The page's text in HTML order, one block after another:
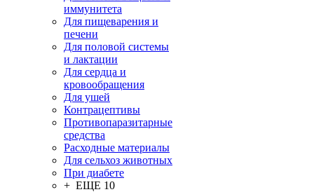
иммунитета
Для пищеварения и
печени
Для половой системы
и лактации
Для сердца и
кровообращения
Для ушей
Контрацептивы
Противопаразитарные
средства
Расходные материалы
Для сельхоз животных
При диабете
+ ЕЩЕ 10